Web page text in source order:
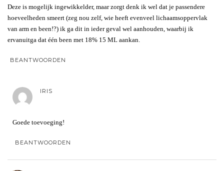
Deze is mogelijk ingewikkelder, maar zorgt denk ik wel dat je passendere
hoeveelheden smeert (zeg nou zelf, wie heeft evenveel lichaamsoppervlak
van arm en been!?) ik ga dit in ieder geval wel aanhouden, waarbij ik
ervanuitga dat één been met 18% 15 ML aankan.
BEANTWOORDEN
IRIS
Goede toevoeging!
BEANTWOORDEN